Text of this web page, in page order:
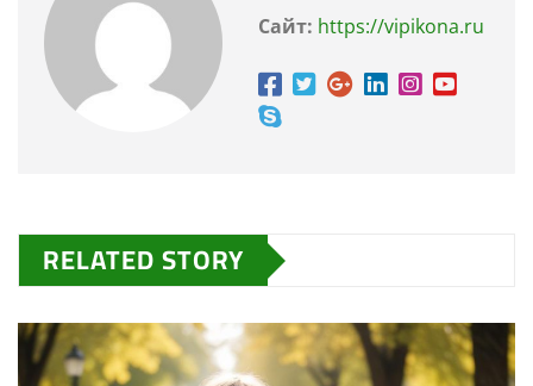
Сайт: https://vipikona.ru
RELATED STORY